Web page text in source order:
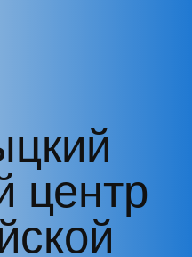
центр